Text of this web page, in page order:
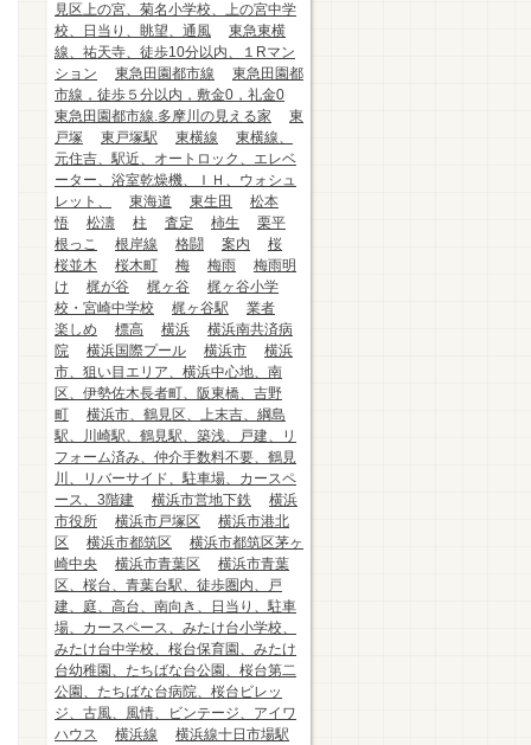
見区上の宮、菊名小学校、上の宮中学
校、日当り、眺望、通風
東急東横
線、祐天寺、徒歩10分以内、１Rマン
ション
東急田園都市線
東急田園都
市線，徒歩５分以内，敷金0，礼金0
東急田園都市線.多摩川の見える家
東
戸塚
東戸塚駅 東横線
東横線、
元住吉、駅近、オートロック、エレベ
ーター、浴室乾燥機、ＩＨ、ウォシュ
レット、
東海道 東生田
松本
悟
松濤 柱 査定 柿生
栗平
根っこ
根岸線 格闘 案内
桜
桜並木
桜木町 梅 梅雨
梅雨明
け
梶が谷 梶ヶ谷
梶ヶ谷小学
校・宮崎中学校
梶ヶ谷駅
業者
楽しめ
標高 横浜
横浜南共済病
院
横浜国際プール 横浜市
横浜
市、狙い目エリア、横浜中心地、南
区、伊勢佐木長者町、阪東橋、吉野
町
横浜市、鶴見区、上末吉、綱島
駅、川崎駅、鶴見駅、築浅、戸建、リ
フォーム済み、仲介手数料不要、鶴見
川、リバーサイド、駐車場、カースペ
ース、3階建
横浜市営地下鉄
横浜
市役所
横浜市戸塚区
横浜市港北
区
横浜市都筑区
横浜市都筑区茅ヶ
崎中央
横浜市青葉区
横浜市青葉
区、桜台、青葉台駅、徒歩圏内、戸
建、庭、高台、南向き、日当り、駐車
場、カースペース、みたけ台小学校、
みたけ台中学校、桜台保育園、みたけ
台幼稚園、たちばな台公園、桜台第二
公園、たちばな台病院、桜台ビレッ
ジ、古風、風情、ビンテージ、アイワ
ハウス
横浜線
横浜線十日市場駅